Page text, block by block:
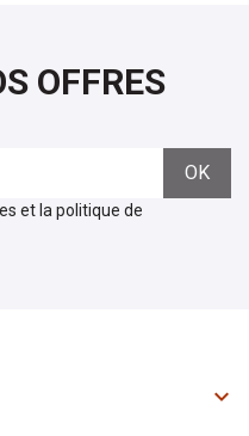
OFFRES
et la politique de
